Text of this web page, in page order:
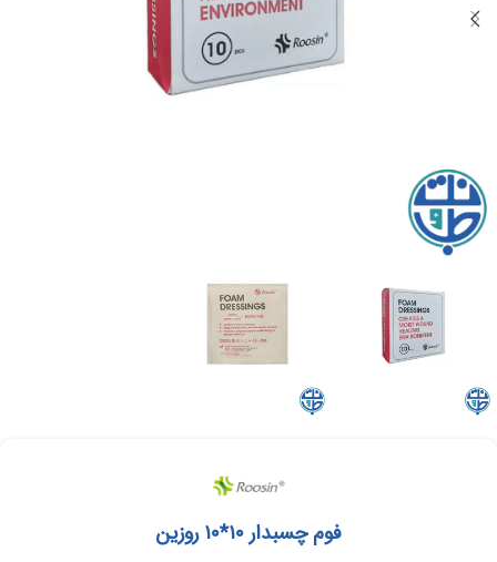
فوم چسبدار ۱۰*۱۰ روزین